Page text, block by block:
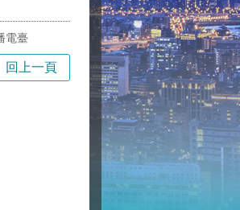
電臺
回上一頁